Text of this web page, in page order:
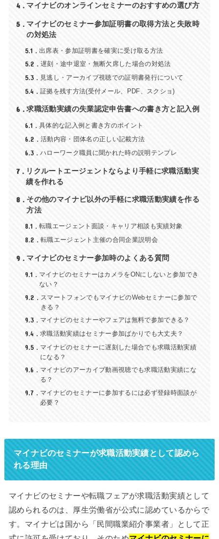
4 マイナビのオンラインセミナーのおすすめの選び方
5
マイナビのセミナー参加証明書の取得方法と失敗時
の対処法
5.1 出席表・参加証明書を確実に受け取る方法
5.2 遅刻・途中退室・無断欠席した場合の対処法
5.3 見逃し・アーカイブ視聴での証明書発行について
5.4 証拠を残す方法(受付メール、PDF、スクショ)
6 求職活動実績の失業認定申告書への書き方と記入例
6.1 具体的な記入例と書き方のポイント
6.2 活動内容・団体名の正しい記載方法
6.3 ハローワーク職員に聞かれた時の説明テンプレ
7
リクルートエージェントならより手軽に求職活動実
績を作れる
8
その他のマイナビ以外の手軽に求職活動実績を作る
方法
8.1 転職エージェント面談・キャリア相談も実績対象
8.2 転職エージェント主催の合同企業説明会
9 マイナビのセミナー参加時のよくある質問
9.1
マイナビのセミナーはカメラをONにしないと参加でき
ない？
9.2
スマートフォンでもマイナビのWebセミナーに参加で
きる？
9.3 マイナビのセミナーやフェアは無料で参加できる？
9.4 求職活動実績はセミナー参加ばかりでも大丈夫？
9.5
マイナビのセミナーに遅刻した場合でも求職活動実績
になる？
9.6
マイナビのアーカイブ動画視聴でも求職活動実績にな
る？
9.7
マイナビのセミナーに参加するには必ず登録時面談が
必要？
マイナビのセミナーが求職活動実績として認めら
れる理由
マイナビのセミナーや転職フェアが求職活動実績として
認められるのは、厚生労働省が公式に認めているからで
す。マイナビは国から「民間職業紹介事業者」として正